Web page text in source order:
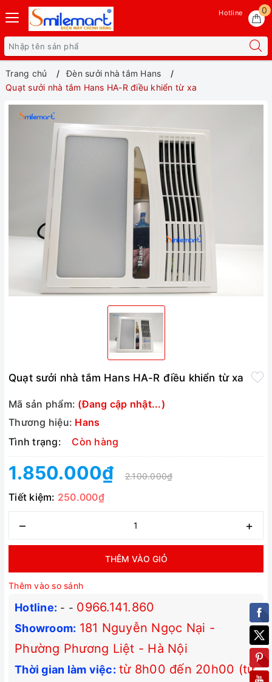
0
Hotline
Trang chủ
Đèn sưởi nhà tắm Hans
Quạt sưởi nhà tắm Hans HA-R điều khiển từ xa
Quạt sưởi nhà tắm Hans HA-R điều khiển từ xa
Mã sản phẩm: (Đang cập nhật...)
Thương hiệu: Hans
Tình trạng:
Còn hàng
1.850.000₫ 2.100.000₫
Tiết kiệm: 250.000₫
– +
THÊM VÀO GIỎ
Thêm vào so sánh
Hotline: - - 0966.141.860
Showroom: 181 Nguyễn Ngọc Nại -
Phường Phương Liệt - Hà Nội
Thời gian làm việc: từ 8h00 đến 20h00 (từ